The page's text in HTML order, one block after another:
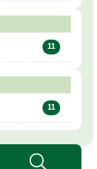
11
11